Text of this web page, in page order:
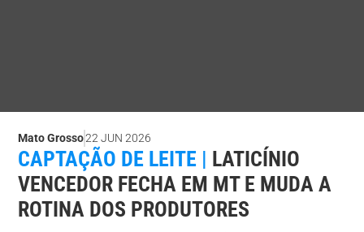
Mato Grosso22 JUN 2026
CAPTAÇÃO DE LEITE | LATICÍNIO
VENCEDOR FECHA EM MT E MUDA A
ROTINA DOS PRODUTORES